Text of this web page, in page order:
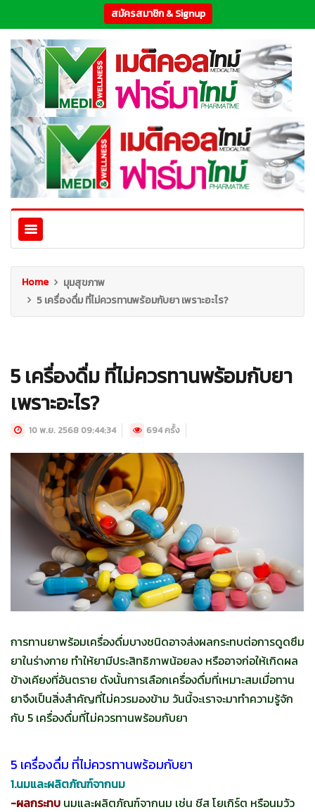
สมัครสมาชิก & Signup
Home
มุมสุขภาพ
5 เครื่องดื่ม ที่ไม่ควรทานพร้อมกับยา เพราะอะไร?
5 เครื่องดื่ม ที่ไม่ควรทานพร้อมกับยา
เพราะอะไร?
10 พ.ย. 2568 09:44:34 694 ครั้ง
การทานยาพร้อมเครื่องดื่มบางชนิดอาจส่งผลกระทบต่อการดูดซึม
ยาในร่างกาย ทำให้ยามีประสิทธิภาพน้อยลง หรืออาจก่อให้เกิดผล
ข้างเคียงที่อันตราย ดังนั้นการเลือกเครื่องดื่มที่เหมาะสมเมื่อทาน
ยาจึงเป็นสิ่งสำคัญที่ไม่ควรมองข้าม วันนี้จะเราจะมาทำความรู้จัก
กับ 5 เครื่องดื่มที่ไม่ควรทานพร้อมกับยา
5 เครื่องดื่ม ที่ไม่ควรทานพร้อมกับยา
1.นมและผลิตภัณฑ์จากนม
-ผลกระทบ นมและผลิตภัณฑ์จากนม เช่น ชีส โยเกิร์ต หรือนมวัว